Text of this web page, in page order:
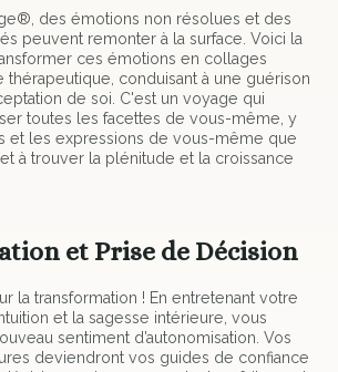
des émotions non résolues et des
peuvent remonter à la surface. Voici la
ces émotions en collages
thérapeutique, conduisant à une guérison
de soi. C'est un voyage qui
toutes les facettes de vous-même, y
et les expressions de vous-même que
à trouver la plénitude et la croissance
et Prise de Décision
la transformation ! En entretenant votre
et la sagesse intérieure, vous
sentiment d’autonomisation. Vos
deviendront vos guides de confiance